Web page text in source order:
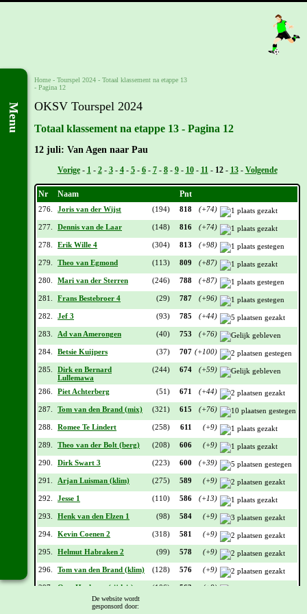
Menu
Home - Tourspel 2024 - Totaal klassement na etappe 13
- Pagina 12
OKSV Tourspel 2024
Totaal klassement na etappe 13 - Pagina 12
12 juli: Van Agen naar Pau
Vorige- 1- 2- 3- 4- 5- 6- 7- 8- 9- 10- 11- 12- 13- Volgende
Nr Naam Pnt
276. Joris van der Wijst (194) 818 (+74)
277. Dennis van de Laar (148) 816 (+74)
278. Erik Wille 4 (304) 813 (+98)
279. Theo van Egmond (113) 809 (+87)
280. Mari van der Sterren (246) 788 (+87)
281. Frans Bestebroer 4 (29) 787 (+96)
282. Jef 3 (93) 785 (+44)
283. Ad van Amerongen (40) 753 (+76)
284. Betsie Kuijpers (37) 707 (+100)
285.
Dirk en Bernard
Lullemawa
(244) 674 (+59)
286. Piet Achterberg (51) 671 (+44)
287. Tom van den Brand (mix) (321) 615 (+76)
288. Romee Te Lindert (258) 611 (+9)
289. Theo van der Bolt (berg) (208) 606 (+9)
290. Dirk Swart 3 (223) 600 (+39)
291. Arjan Luisman (klim) (275) 589 (+9)
292. Jesse 1 (110) 586 (+13)
293. Henk van den Elzen 1 (98) 584 (+9)
294. Kevin Coenen 2 (318) 581 (+9)
295. Helmut Habraken 2 (99) 578 (+9)
296. Tom van den Brand (klim) (128) 576 (+9)
297. Otto Hoekstra (tijdrit) (106) 563 (+9)
Wilfried Aben 2
De website wordt
gesponsord door: